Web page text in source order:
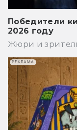
Победители
2026 году
Жюри и
РЕКЛАМА